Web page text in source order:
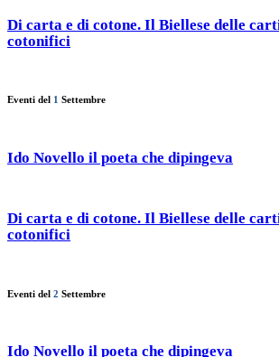
Di carta e di cotone. Il Biellese delle
cotonifici
Eventi del 1 Settembre
Ido Novello il poeta che dipingeva
Di carta e di cotone. Il Biellese delle
cotonifici
Eventi del 2 Settembre
Ido Novello il poeta che dipingeva